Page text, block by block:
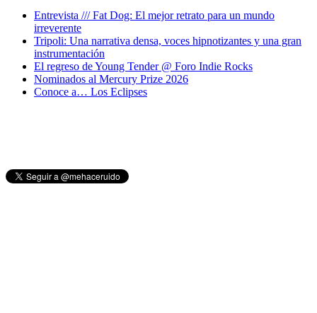
Entrevista /// Fat Dog: El mejor retrato para un mundo
irreverente
Tripoli: Una narrativa densa, voces hipnotizantes y una gran
instrumentación
El regreso de Young Tender @ Foro Indie Rocks
Nominados al Mercury Prize 2026
Conoce a… Los Eclipses